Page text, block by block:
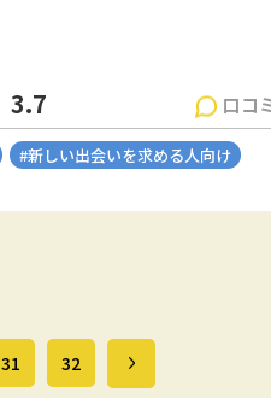
3.7 口コ
#新しい出会いを求める人向け
31 32